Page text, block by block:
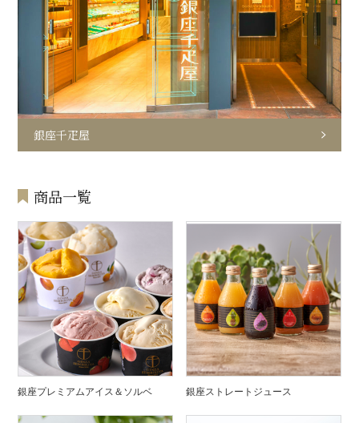
銀座千疋屋
商品一覧
銀座プレミアムアイス＆ソルベ 銀座ストレートジュース